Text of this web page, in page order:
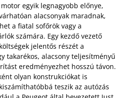
egyik legnagyobb előnye,
alacsonyak maradnak,
a fiatal sofőrök vagy a
számára. Egy kezdő vezető
jelentős részét a
takarékos, alacsony teljesítményű
eredményezhet hosszú távon.
olyan konstrukciókat is
teszik az autózás